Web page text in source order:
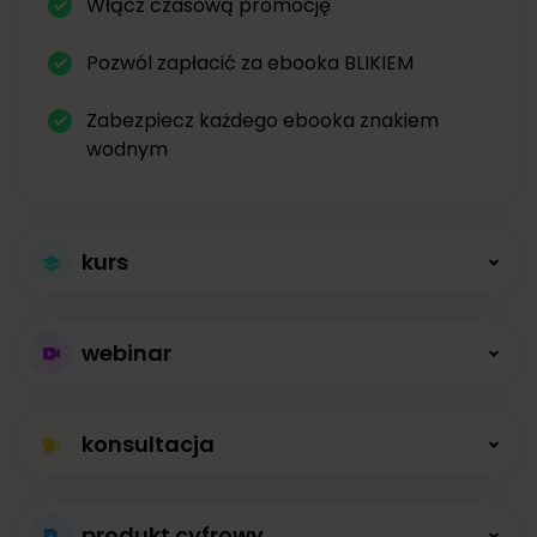
Pozwól zapłacić za ebooka BLIKIEM
Zabezpiecz każdego ebooka znakiem
wodnym
kurs
kursów
Kursy online z modułami, lekcjami, nagraniami i
opisami dostępne od zaraz.
webinar
bez limitów
konsultacja